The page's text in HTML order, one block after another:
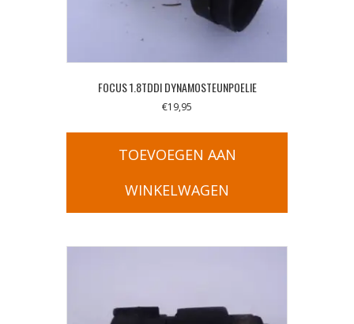
FOCUS 1.8TDDI DYNAMOSTEUNPOELIE
€19,95
TOEVOEGEN AAN
WINKELWAGEN